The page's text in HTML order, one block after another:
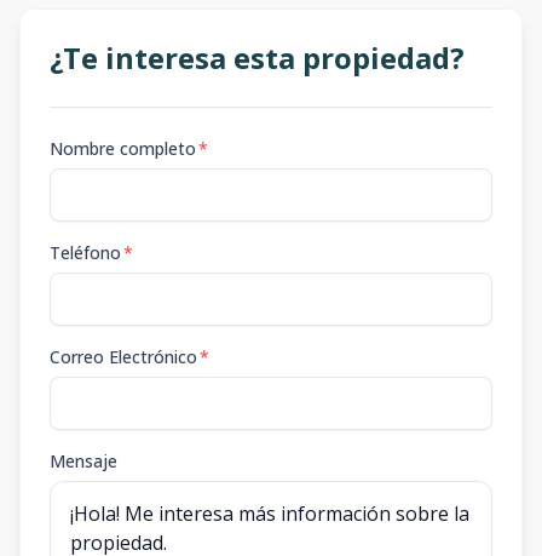
¿Te interesa esta propiedad?
Nombre completo*
Teléfono*
Correo Electrónico*
Mensaje